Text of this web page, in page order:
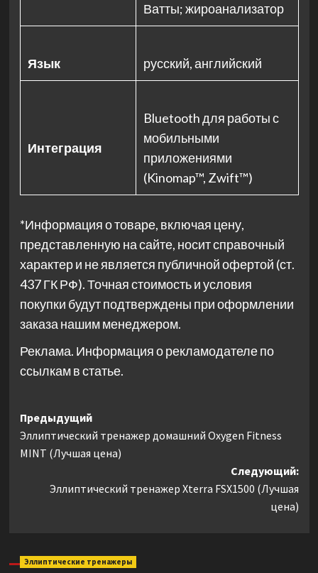
Ватты; жироанализатор
Язык русский, английский
Интеграция
Bluetooth для работы с
мобильными
приложениями
(Kinomap™, Zwift™)
*Информация о товаре, включая цену,
представленную на сайте, носит справочный
характер и не является публичной офертой (ст.
437 ГК РФ). Точная стоимость и условия
покупки будут подтверждены при оформлении
заказа нашим менеджером.
Реклама. Информация о рекламодателе по
ссылкам в статье.
Навигация
записи
Предыдущий
Эллиптический тренажер домашний Oxygen Fitness
MINT (Лучшая цена)
Следующий:
Эллиптический тренажер Xterra FSX1500 (Лучшая
цена)
Эллиптические тренажеры